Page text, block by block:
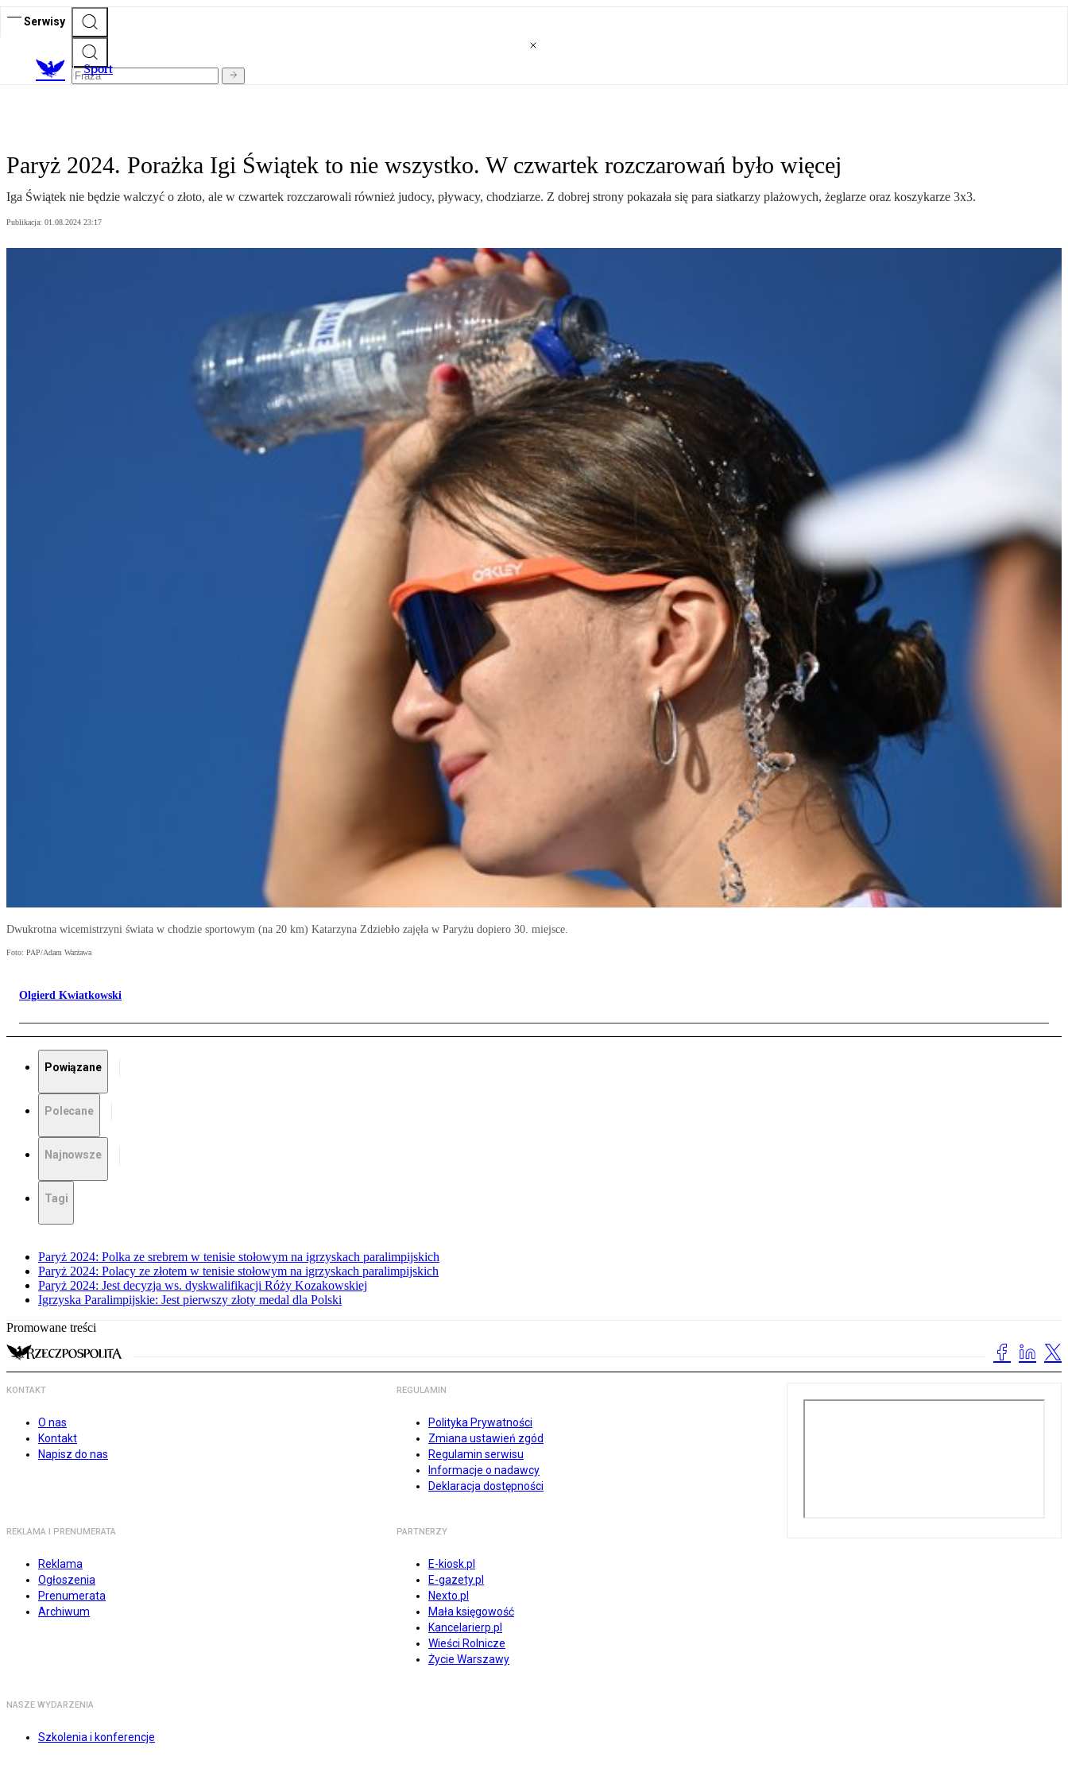
Serwisy
Sport
Paryż 2024. Porażka Igi Świątek to nie wszystko. W czwartek rozczarowań było więcej
Iga Świątek nie będzie walczyć o złoto, ale w czwartek rozczarowali również judocy, pływacy, chodziarze. Z dobrej strony pokazała się para siatkarzy plażowych, żeglarze oraz koszykarze 3x3.
Publikacja: 01.08.2024 23:17
Dwukrotna wicemistrzyni świata w chodzie sportowym (na 20 km) Katarzyna Zdziebło zajęła w Paryżu dopiero 30. miejsce.
Foto: PAP/Adam Warżawa
Olgierd Kwiatkowski
Powiązane
Polecane
Najnowsze
Tagi
Paryż 2024: Polka ze srebrem w tenisie stołowym na igrzyskach paralimpijskich
Paryż 2024: Polacy ze złotem w tenisie stołowym na igrzyskach paralimpijskich
Paryż 2024: Jest decyzja ws. dyskwalifikacji Róży Kozakowskiej
Igrzyska Paralimpijskie: Jest pierwszy złoty medal dla Polski
Promowane treści
KONTAKT
O nas
Kontakt
Napisz do nas
REGULAMIN
Polityka Prywatności
Zmiana ustawień zgód
Regulamin serwisu
Informacje o nadawcy
Deklaracja dostępności
REKLAMA I PRENUMERATA
Reklama
Ogłoszenia
Prenumerata
Archiwum
PARTNERZY
E-kiosk.pl
E-gazety.pl
Nexto.pl
Mała księgowość
Kancelarierp.pl
Wieści Rolnicze
Życie Warszawy
NASZE WYDARZENIA
Szkolenia i konferencje